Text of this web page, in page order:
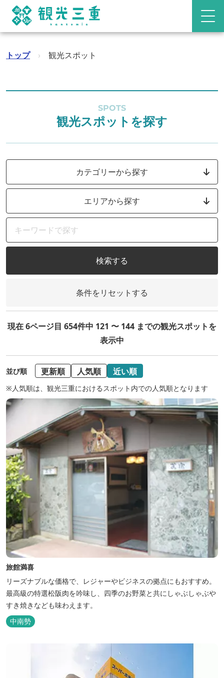
トップ › 観光スポット
SPOTS
観光スポットを探す
カテゴリーから探す
エリアから探す
検索する
条件をリセットする
現在 6ページ目 654件中 121 〜 144 までの観光スポットを
表示中
並び順 更新順 人気順 近い順
※人気順は、観光三重におけるスポット内での人気順となります
旅館満喜
リーズナブルな価格で、レジャーやビジネスの拠点にもおすすめ。
最高級の特選松阪肉を吟味し、四季のお野菜と共にしゃぶしゃぶや
すき焼きなども味わえます。
中南勢